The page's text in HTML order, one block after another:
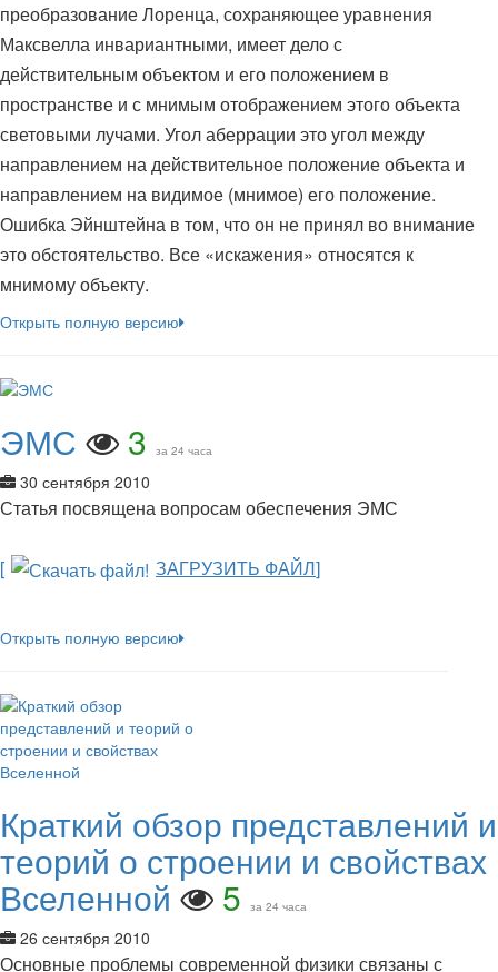
преобразование Лоренца, сохраняющее уравнения
Максвелла инвариантными, имеет дело с
действительным объектом и его положением в
пространстве и с мнимым отображением этого объекта
световыми лучами. Угол аберрации это угол между
направлением на действительное положение объекта и
направлением на видимое (мнимое) его положение.
Ошибка Эйнштейна в том, что он не принял во внимание
это обстоятельство. Все «искажения» относятся к
мнимому объекту.
Открыть полную версию
ЭМС 3 за 24 часа
30 сентября 2010
Статья посвящена вопросам обеспечения ЭМС
[ ЗАГРУЗИТЬ ФАЙЛ]
Открыть полную версию
Краткий обзор представлений и
теорий о строении и свойствах
Вселенной 5 за 24 часа
26 сентября 2010
Основные проблемы современной физики связаны с